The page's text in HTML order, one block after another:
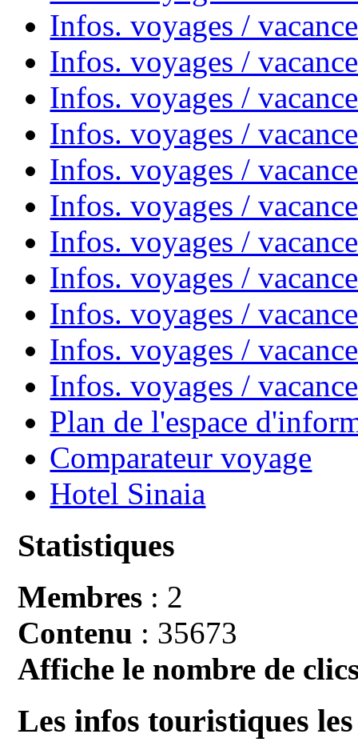
Infos. voyages /
Infos. voyages /
Infos. voyages /
Infos. voyages /
Infos. voyages /
Infos. voyages /
Infos. voyages /
Infos. voyages /
Infos. voyages /
Infos. voyages /
Infos. voyages /
Plan de l'espace
Comparateur voyage
Hotel Sinaia
Statistiques
Membres : 2
Contenu : 35673
Affiche le nombre de
Les infos touristiques